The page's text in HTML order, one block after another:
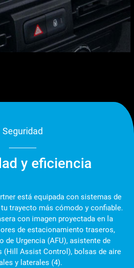
Seguridad
y eficiencia
está equipada con sistemas de
trayecto más cómodo y confiable.
con imagen proyectada en la
de estacionamiento traseros,
de Urgencia (AFU), asistente de
(Hill Assist Control), bolsas de aire
y laterales (4).